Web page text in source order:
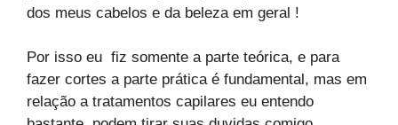
dos meus cabelos e da beleza em geral !
Por isso eu fiz somente a parte teórica, e para
fazer cortes a parte prática é fundamental, mas em
relação a tratamentos capilares eu entendo